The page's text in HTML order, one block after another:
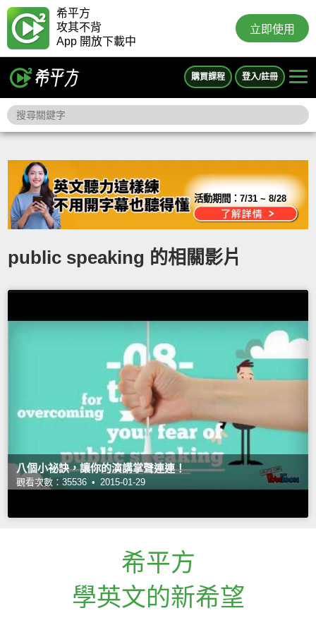
希平方
攻其不背
App 開放下載中
立即使用
購買課程 登入/註冊
活動期間：7/31 ~ 8/28
public speaking 的相關影片
八個小祕訣，讓你的演講掌聲連連！
觀看次數：35536 • 2015-01-29
希平方
學英文的新希望